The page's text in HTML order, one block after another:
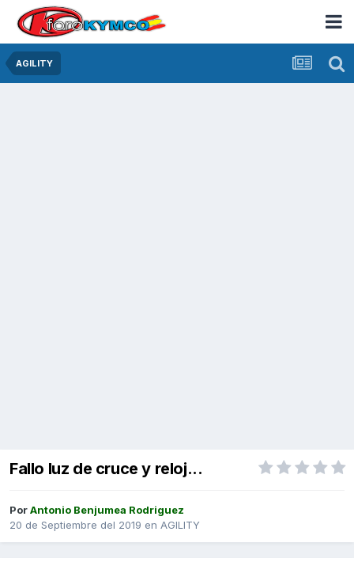
AGILITY
Fallo luz de cruce y reloj...
PorAntonio Benjumea Rodriguez
20 de Septiembre del 2019 en AGILITY